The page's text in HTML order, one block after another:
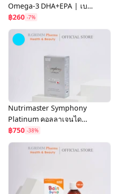
Omega-3 DHA+EPA | เบน
ไซรัป น้ำมันปลาสำหรับเด็ก
โอเมก้า-3 (แบบซอง)
฿260 -7%
Nutrimaster Symphony
Platinum คอลลาเจนได
เปบไทด์ จากประเทศญี่ปุ่น
10,000 มก. (10 ซอง/กล่อง)
฿750 -38%